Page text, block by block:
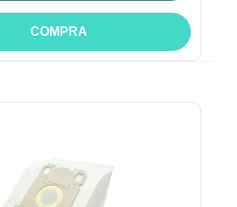
COMPRA